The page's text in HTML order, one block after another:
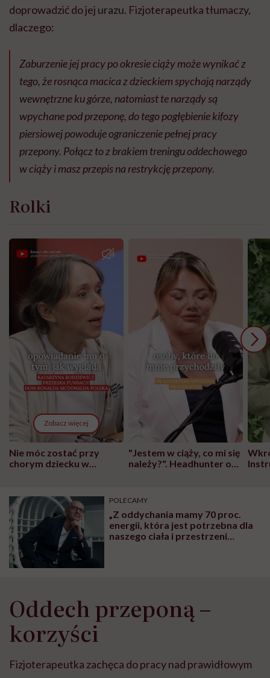
doprowadzić do jej urazu. Fizjoterapeutka tłumaczy,
dlaczego:
Zaburzenie jej pracy po okresie ciąży może wynikać z
tego, że rosnąca macica z dzieckiem spychają narządy
wewnętrzne ku górze, natomiast te narządy są
wpychane pod przeponę, do tego pogłębienie kifozy
piersiowej powoduje ograniczenie pełnej pracy
przepony. Połącz to z brakiem treningu oddechowego
w ciąży i masz przepis na restrykcję przepony.
Rolki
Zobacz więcej
Nie móc zostać przy
chorym dziecku w
może chyba tylko
głupota i brak
wyobraźni"
"Jestem w ciąży, co mi się
należy?". Headhunter o
pracy
POLECAMY
„Z oddychania mamy 70 proc.
energii, która jest potrzebna dla
naszego ciała i przestrzeni
Oddech przeponą –
korzyści
Fizjoterapeutka zachęca do pracy nad prawidłowym